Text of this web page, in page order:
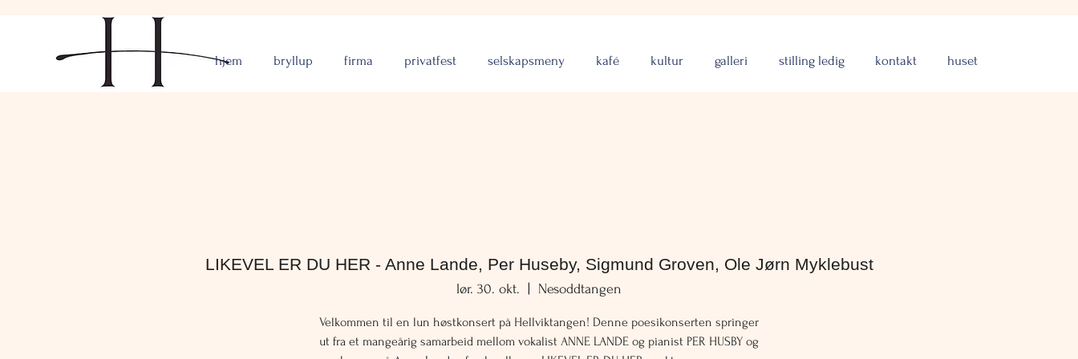
hjem bryllup firma privatfest selskapsmeny kafé kultur galleri stilling ledig kontakt huset
LIKEVEL ER DU HER - Anne Lande, Per Huseby, Sigmund Groven, Ole Jørn Myklebust
lør. 30. okt. Nesoddtangen
Velkommen til en lun høstkonsert på Hellviktangen! Denne poesikonserten springer
ut fra et mangeårig samarbeid mellom vokalist ANNE LANDE og pianist PER HUSBY og